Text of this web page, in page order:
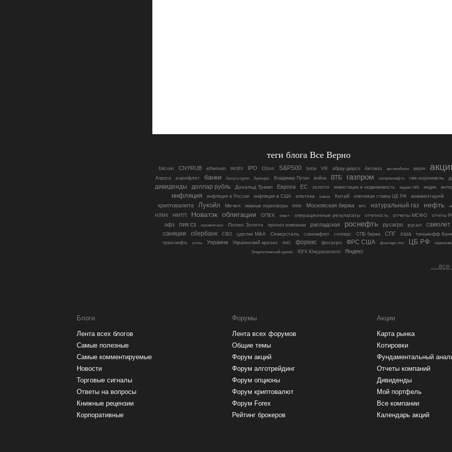
теги блога Все Верно
bitcoin CNYRUB ethereum IMOEX IPO Ozon S&P500 tesla VK абрау-дюрсо Автоваз автомобили акрон
Алроса аэрофлот банки белуга групп брокеры Владимир Путин война ВТБ газпром газпромнефть гмк норникель
дивиденды доллар рубль Дональд Трамп Европа ЕС золото инвестиции в недвижимость индекс МБ индия
инфляция инфляция в России инфляция в США ипотека камаз Китай ключевая ставка ЦБ РФ комментарий
криптовалюта Лукойл Мечел мирные переговоры ММК Московская биржа мтс натуральный газ нефть
НЛМК
НМТП Новатэк облигации ОПЕК опек+ операционные результаты отчетность отчеты МСФО отчеты
офз пик сз полиметалл Полюс Золото прогноз компании распадская роснефть русагро русал
самолет
санкции
сбербанк СВО сделки M&A Северсталь совкомфлот соллерс СПБ биржа СПГ сша тинькофф банк
транснефть уголь Украина Украинский кризис ФАС форекс фосагро ФРС США фьючерс mix ЦБ РФ
черкизово
Энергетический кризис
ЮГК Южуралзолото Яндекс
....все
Блоги
Лента всех блогов
Самые полезные
Самые комментируемые
Новости
Торговые сигналы
Ответы на вопросы
Книжные рецензии
Корпоративные
Форумы
Лента всех форумов
Общие темы
Форум акций
Форум алготрейдинг
Форум опционы
Форум криптовалют
Форум Forex
Рейтинг брокеров
Акции
Карта рынка
Котировки
Фундаментальный
Отчеты компаний
Дивиденды
Мой портфель
Все компании
Календарь акций